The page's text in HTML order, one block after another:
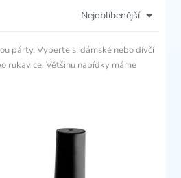
Nejoblíbenější
párty. Vyberte si dámské nebo dívčí
rukavice. Většinu nabídky máme